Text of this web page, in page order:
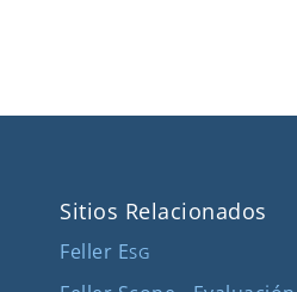
Sitios Relacionados
Feller ESG